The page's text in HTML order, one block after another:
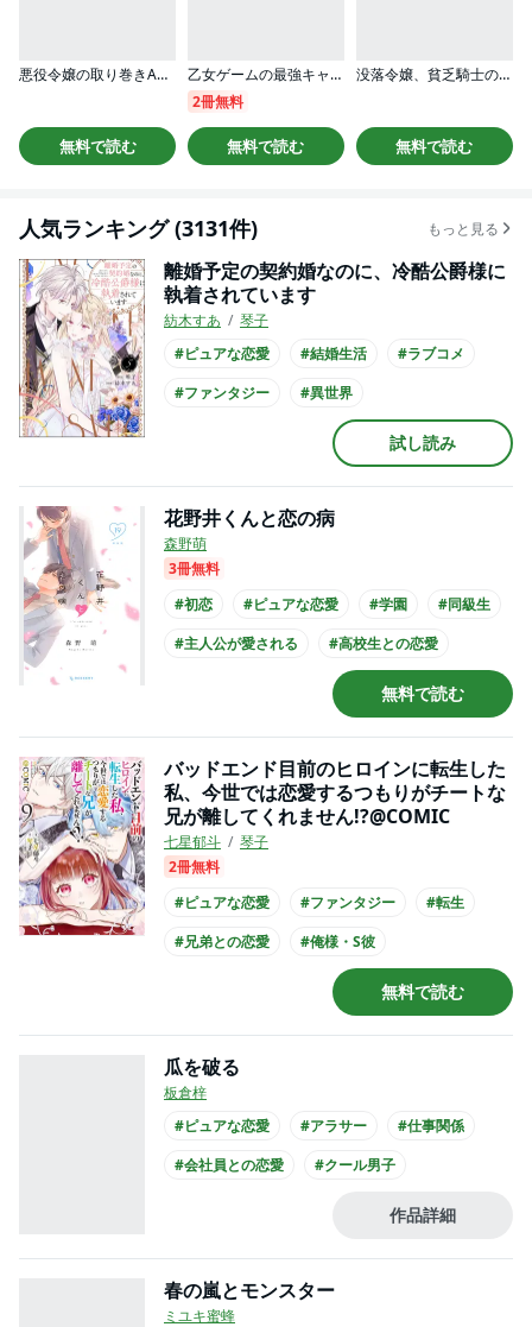
悪役令嬢の取り巻きAですが、王太子殿下に迫られています。
無料で読む
乙女ゲームの最強キャラたちが私に執着する
2冊無料
無料で読む
没落令嬢、貧乏騎士のメイドになります コミック版（分冊版）
無料で読む
人気ランキング (3131件) もっと見る
離婚予定の契約婚なのに、冷酷公爵様に
執着されています
紡木すあ
琴子
#ピュアな恋愛
#結婚生活
#ラブコメ
#ファンタジー
#異世界
#クール男子
#コミカライズ化
試し読み
花野井くんと恋の病
森野萌
3冊無料
#初恋
#ピュアな恋愛 #学園
#同級生
#主人公が愛される
#高校生との恋愛
#講談社漫画賞
#主人公が高校生
無料で読む
バッドエンド目前のヒロインに転生した
私、今世では恋愛するつもりがチートな
兄が離してくれません!?@COMIC
七星郁斗
琴子
2冊無料
#ピュアな恋愛
#ファンタジー
#転生
#兄弟との恋愛
#俺様・S彼
#主人公が10代女性
無料で読む
瓜を破る
板倉梓
#ピュアな恋愛
#アラサー
#仕事関係
#会社員との恋愛
#クール男子
#主人公が会社員
作品詳細
春の嵐とモンスター
ミユキ蜜蜂